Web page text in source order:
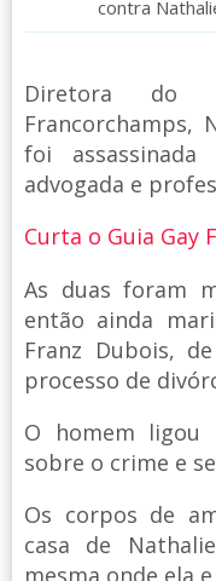
contra
Diretora do
Francorchamps,
foi
advogada e
Curta o Guia Gay
As duas foram
então ainda
Franz Dubois,
processo de
O homem
sobre o crime e
Os corpos de
casa de
mesma onde ela